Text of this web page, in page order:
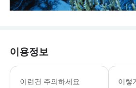
이용정보
이런건 주의하세요 이렇